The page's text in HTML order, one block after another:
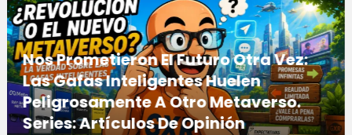
Nos Prometieron El Futuro Otra Vez:
Las Gafas Inteligentes Huelen
Peligrosamente A Otro Metaverso.
Series: Artículos De Opinión